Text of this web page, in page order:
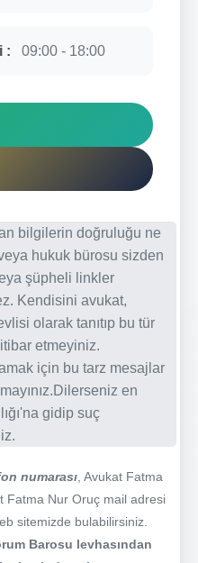
: 09:00 - 18:00
bilgilerin doğruluğu ne
hukuk bürosu sizden
şüpheli linkler
Kendisini avukat,
olarak tanıtıp bu tür
etmeyiniz.
için bu tarz mesajlar
en
gidip suç
numarası , Avukat Fatma
Fatma Nur Oruç mail adresi
sitemizde bulabilirsiniz.
Barosu levhasından